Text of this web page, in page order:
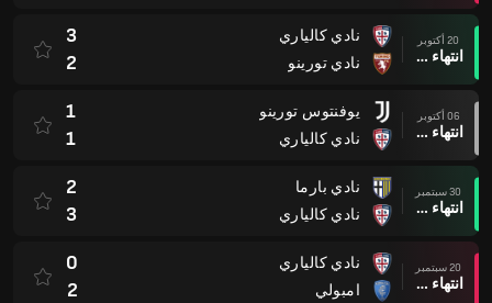
20 أكتوبر
انتهاء وقت المباراة
نادي كالياري
نادي تورينو
3
2
06 أكتوبر
انتهاء وقت المباراة
يوفنتوس تورينو
نادي كالياري
1
1
30 سبتمبر
انتهاء وقت المباراة
نادي بارما
نادي كالياري
2
3
20 سبتمبر
انتهاء وقت المباراة
نادي كالياري
امبولي
0
2